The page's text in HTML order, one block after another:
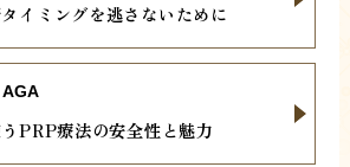
イミングを逃さないために
PRP療法の安全性と魅力
AGA